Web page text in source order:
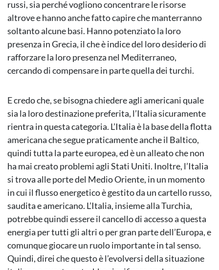
russi, sia perché vogliono concentrare le risorse
altrove e hanno anche fatto capire che manterranno
soltanto alcune basi. Hanno potenziato la loro
presenza in Grecia, il che è indice del loro desiderio di
rafforzare la loro presenza nel Mediterraneo,
cercando di compensare in parte quella dei turchi.
E credo che, se bisogna chiedere agli americani quale
sia la loro destinazione preferita, l’Italia sicuramente
rientra in questa categoria. L’Italia è la base della flotta
americana che segue praticamente anche il Baltico,
quindi tutta la parte europea, ed è un alleato che non
ha mai creato problemi agli Stati Uniti. Inoltre, l’Italia
si trova alle porte del Medio Oriente, in un momento
in cui il flusso energetico è gestito da un cartello russo,
saudita e americano. L’Italia, insieme alla Turchia,
potrebbe quindi essere il cancello di accesso a questa
energia per tutti gli altri o per gran parte dell’Europa, e
comunque giocare un ruolo importante in tal senso.
Quindi, direi che questo è l’evolversi della situazione